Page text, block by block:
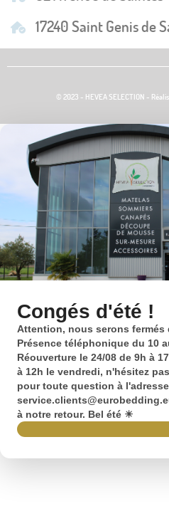
17240 Saint Genis de
© 2023 - HEVEA SELECTION -
Congés d'été !
Attention, nous serons fermés
Présence téléphonique du 10
Réouverture le 24/08 de 9h à
à 12h le vendredi, n'hésitez
pour toute question à
à notre retour. Bel été ☀